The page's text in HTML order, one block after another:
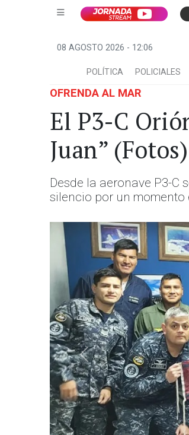
08 AGOSTO 2026 - 12:06
POLÍTICA POLICIALES
OFRENDA AL MAR
El P3-C
Juan” (Fotos)
Desde la aeronave P3-C
silencio por un momento
Anterior